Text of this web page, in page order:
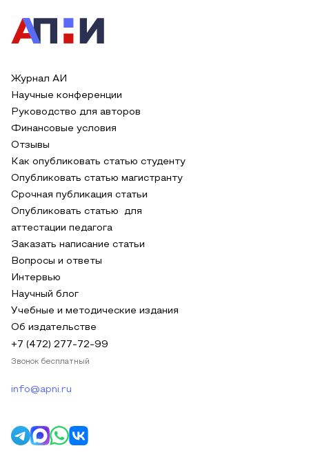
Журнал АИ
Научные конференции
Руководство для авторов
Финансовые условия
Отзывы
Как опубликовать статью студенту
Опубликовать статью магистранту
Срочная публикация статьи
Опубликовать статью для
аттестации педагога
Заказать написание статьи
Вопросы и ответы
Интервью
Научный блог
Учебные и методические издания
Об издательстве
+7 (472) 277-72-99
Звонок бесплатный
info@apni.ru